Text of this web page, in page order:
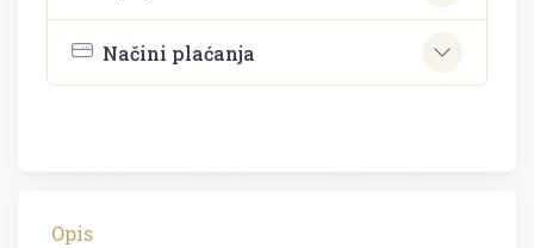
Načini plaćanja
Opis